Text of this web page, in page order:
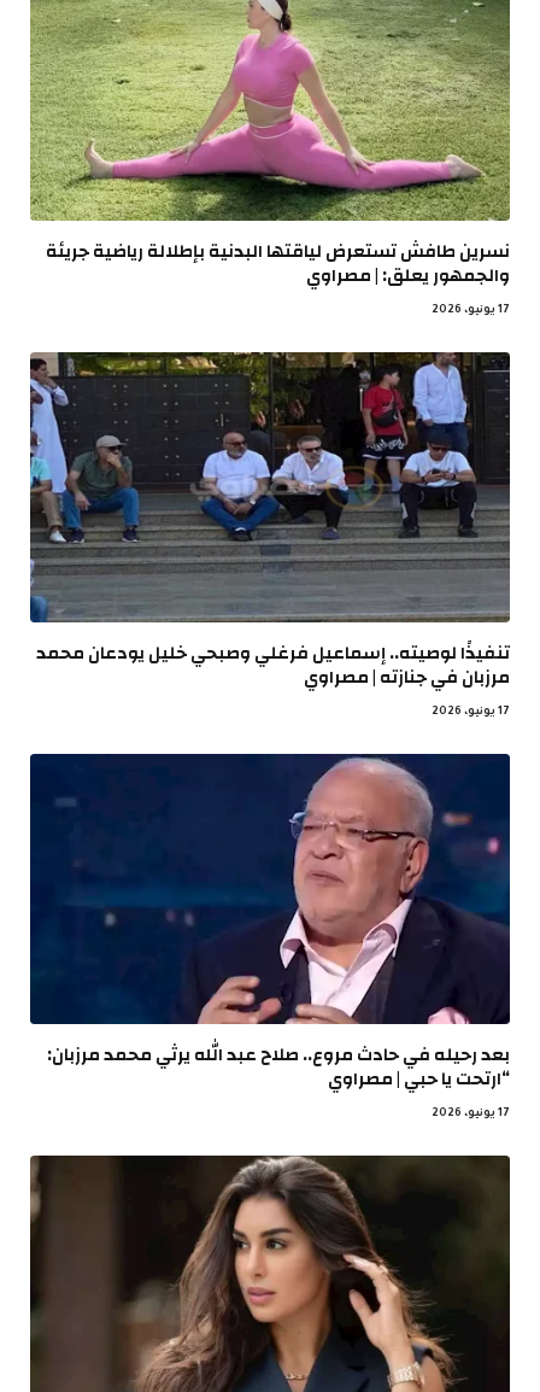
نسرين طافش تستعرض لياقتها البدنية بإطلالة رياضية جريئة
والجمهور يعلق: | مصراوي
17 يونيو، 2026
تنفيذًا لوصيته.. إسماعيل فرغلي وصبحي خليل يودعان محمد
مرزبان في جنازته | مصراوي
17 يونيو، 2026
بعد رحيله في حادث مروع.. صلاح عبد الله يرثي محمد مرزبان:
“ارتحت يا حبي | مصراوي
17 يونيو، 2026